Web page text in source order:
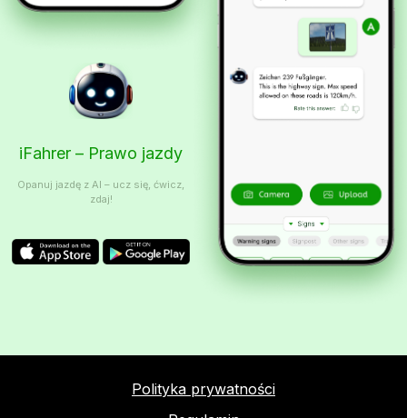
iFahrer – Prawo jazdy
Opanuj jazdę z AI – ucz się, ćwicz,
zdaj!
Polityka prywatności